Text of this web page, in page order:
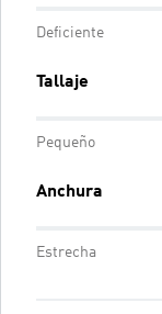
Deficiente
Tallaje
Pequeño
Anchura
Estrecha